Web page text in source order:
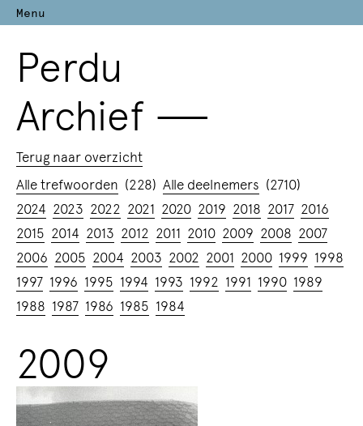
Menu
Perdu
Archief
—
Terug naar overzicht
Alle trefwoorden (228) Alle deelnemers (2710)
2024 2023 2022 2021 2020 2019 2018 2017 2016
2015 2014 2013 2012 2011 2010 2009 2008 2007
2006 2005 2004 2003 2002 2001 2000 1999 1998
1997 1996 1995 1994 1993 1992 1991 1990 1989
1988 1987 1986 1985 1984
2009